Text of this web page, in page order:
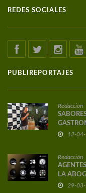
REDES SOCIALES
PUBLIREPORTAJES
Redacción
DE12-
Redacción
LA
29-